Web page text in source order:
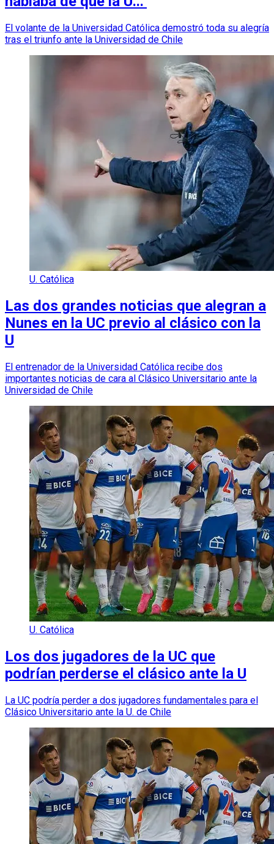
El volante de la Universidad Católica demostró toda su alegría
tras el triunfo ante la Universidad de Chile
U. Católica
Las dos grandes noticias que alegran a
Nunes en la UC previo al clásico con la
U
El entrenador de la Universidad Católica recibe dos
importantes noticias de cara al Clásico Universitario ante la
Universidad de Chile
U. Católica
Los dos jugadores de la UC que
podrían perderse el clásico ante la U
La UC podría perder a dos jugadores fundamentales para el
Clásico Universitario ante la U. de Chile